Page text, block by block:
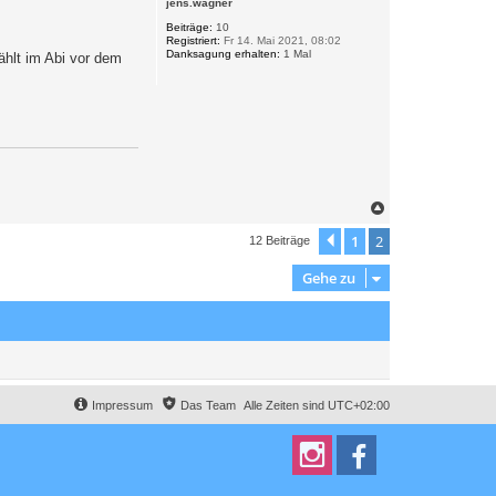
jens.wagner
Beiträge: 10
Registriert: Fr 14. Mai 2021, 08:02
Danksagung erhalten: 1 Mal
im Abi vor dem
h
o
e
12 Beiträge Vorherige
1 2
Gehe zu
Alle Zeiten sind UTC+02:00
Das Team
Impressum